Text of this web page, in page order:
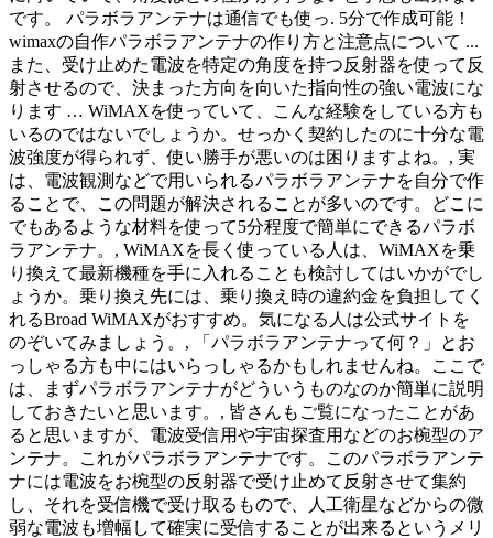
です。 パラボラアンテナは通信でも使っ. 5分で作成可能！
wimaxの自作パラボラアンテナの作り方と注意点について ...
また、受け止めた電波を特定の角度を持つ反射器を使って反
射させるので、決まった方向を向いた指向性の強い電波にな
ります … WiMAXを使っていて、こんな経験をしている方も
いるのではないでしょうか。せっかく契約したのに十分な電
波強度が得られず、使い勝手が悪いのは困りますよね。, 実
は、電波観測などで用いられるパラボラアンテナを自分で作
ることで、この問題が解決されることが多いのです。どこに
でもあるような材料を使って5分程度で簡単にできるパラボ
ラアンテナ。, WiMAXを長く使っている人は、WiMAXを乗
り換えて最新機種を手に入れることも検討してはいかがでし
ょうか。乗り換え先には、乗り換え時の違約金を負担してく
れるBroad WiMAXがおすすめ。気になる人は公式サイトを
のぞいてみましょう。, 「パラボラアンテナって何？」とお
っしゃる方も中にはいらっしゃるかもしれませんね。ここで
は、まずパラボラアンテナがどういうものなのか簡単に説明
しておきたいと思います。, 皆さんもご覧になったことがあ
ると思いますが、電波受信用や宇宙探査用などのお椀型のア
ンテナ。これがパラボラアンテナです。このパラボラアンテ
ナには電波をお椀型の反射器で受け止めて反射させて集約
し、それを受信機で受け取るもので、人工衛星などからの微
弱な電波も増幅して確実に受信することが出来るというメリ